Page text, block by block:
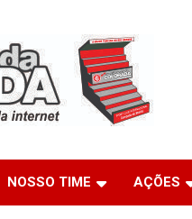
Colorada
NOSSO TIME AÇÕES